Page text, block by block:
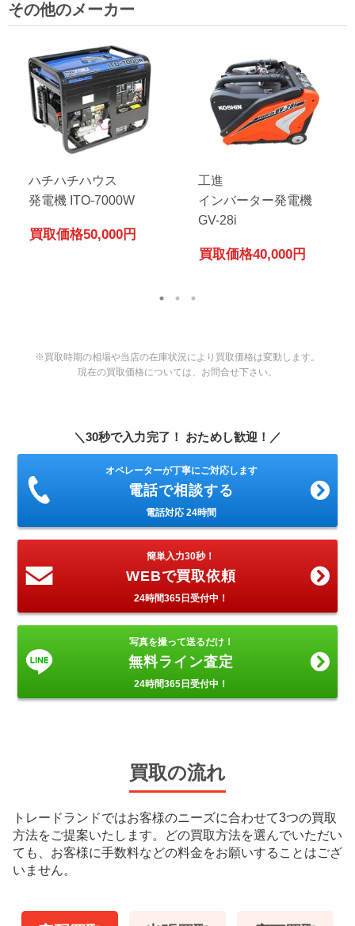
その他のメーカー
ハチハチハウス
発電機 ITO-7000W
買取価格50,000円
工進
インバーター発電機
GV-28i
買取価格40,000円
※買取時期の相場や当店の在庫状況により買取価格は変動します。
現在の買取価格については、お問合せ下さい。
＼30秒で入力完了！ おためし歓迎！／
オペレーターが丁寧にご対応します
電話で相談する
電話対応 24時間
簡単入力30秒！
WEBで買取依頼
24時間365日受付中！
写真を撮って送るだけ！
無料ライン査定
24時間365日受付中！
買取の流れ
トレードランドではお客様のニーズに合わせて3つの買取
方法をご提案いたします。
どの買取方法を選んでいただい
ても、お客様に手数料などの料金をお願いすることはござ
いません。